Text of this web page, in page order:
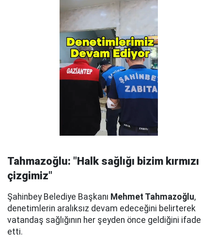
Tahmazoğlu: "Halk sağlığı bizim kırmızı
çizgimiz"
Şahinbey Belediye Başkanı Mehmet Tahmazoğlu,
denetimlerin aralıksız devam edeceğini belirterek
vatandaş sağlığının her şeyden önce geldiğini ifade
etti.